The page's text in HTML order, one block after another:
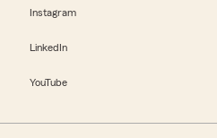
Instagram
LinkedIn
YouTube